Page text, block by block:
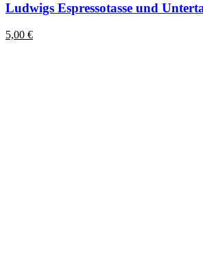
Ludwigs Espressotasse und
5,00 €